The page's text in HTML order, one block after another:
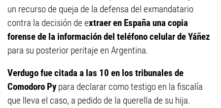
un recurso de queja de la defensa del exmandatario
contra la decisión de extraer en España una copia
forense de la información del teléfono celular de Yáñez
para su posterior peritaje en Argentina.
Verdugo fue citada a las 10 en los tribunales de
Comodoro Pypara declarar como testigo en la fiscalía
que lleva el caso, a pedido de la querella de su hija.